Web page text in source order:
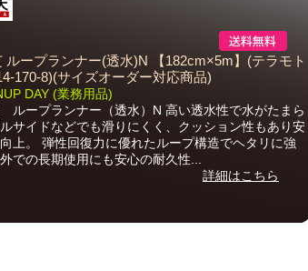
ループランナー(透水)N 【182cm×5m】(テラモト
170-8)(サイズオーダー対応商品)
DAY (業務用品)
ループランナー（透水）N 高い透水性で水がたまら
サイドなどでも滑りにくく、クッション性もあり安
上。 弾性回復力に優れたループ構造でヘタリに強
での長期使用にも安心の耐久性...
詳細はこちら